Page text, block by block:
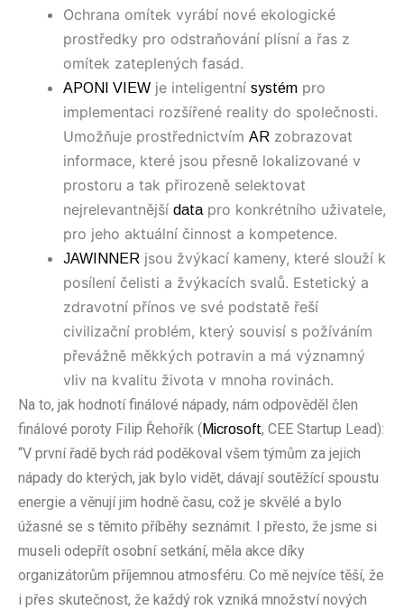
Ochrana omítek vyrábí nové ekologické
prostředky pro odstraňování plísní a řas z
omítek zateplených fasád.
APONI VIEW je inteligentní systém pro
implementaci rozšířené reality do společnosti.
Umožňuje prostřednictvím AR zobrazovat
informace, které jsou přesně lokalizované v
prostoru a tak přirozeně selektovat
nejrelevantnější data pro konkrétního uživatele,
pro jeho aktuální činnost a kompetence.
JAWINNER jsou žvýkací kameny, které slouží k
posílení čelisti a žvýkacích svalů. Estetický a
zdravotní přínos ve své podstatě řeší
civilizační problém, který souvisí s požíváním
převážně měkkých potravin a má významný
vliv na kvalitu života v mnoha rovinách.
Na to, jak hodnotí finálové nápady, nám odpověděl člen
finálové poroty Filip Řehořík (Microsoft, CEE Startup Lead):
“V první řadě bych rád poděkoval všem týmům za jejich
nápady do kterých, jak bylo vidět, dávají soutěžící spoustu
energie a věnují jim hodně času, což je skvělé a bylo
úžasné se s těmito příběhy seznámit. I přesto, že jsme si
museli odepřít osobní setkání, měla akce díky
organizátorům příjemnou atmosféru. Co mě nejvíce těší, že
i přes skutečnost, že každý rok vzniká množství nových